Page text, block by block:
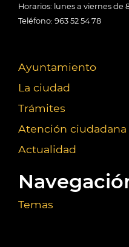
Horarios: lunes a viernes de
Teléfono: 963 52 54 78
Ayuntamiento
La ciudad
Trámites
Atención ciudadana
Actualidad
Temas